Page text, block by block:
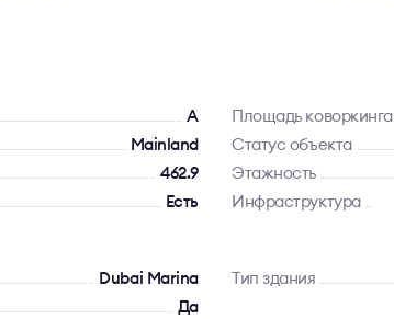
A Площадь коворкинга
Mainland Статус объекта
462.9 Этажность
Есть Инфраструктура
Dubai Marina Тип здания
Да